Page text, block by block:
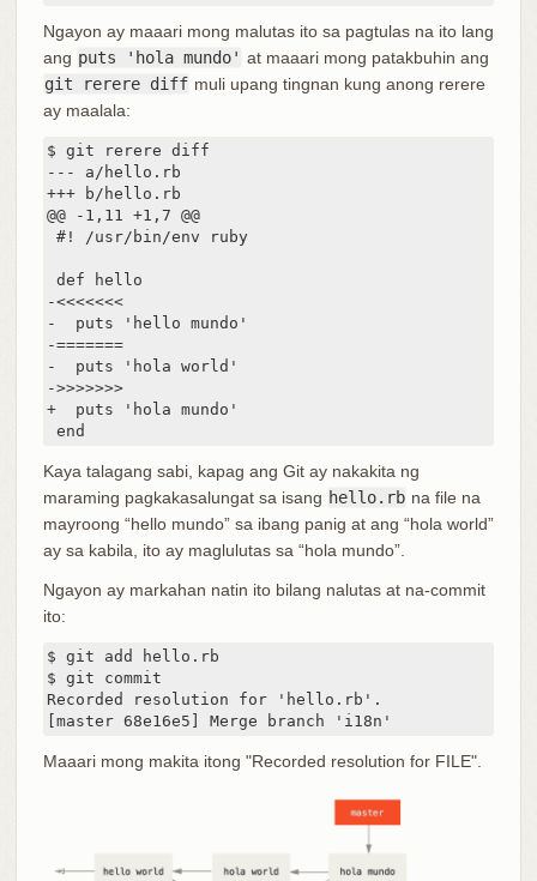
Ngayon ay maaari mong malutas ito sa pagtulas na ito lang
ang puts 'hola mundo' at maaari mong patakbuhin ang
git rerere diff muli upang tingnan kung anong rerere
ay maalala:
$ git rerere diff
--- a/hello.rb
+++ b/hello.rb
@@ -1,11 +1,7 @@
#! /usr/bin/env ruby
def hello
-<<<<<<<
-  puts 'hello mundo'
-=======
-  puts 'hola world'
->>>>>>>
+  puts 'hola mundo'
end
Kaya talagang sabi, kapag ang Git ay nakakita ng
maraming pagkakasalungat sa isang hello.rb na file na
mayroong “hello mundo” sa ibang panig at ang “hola world”
ay sa kabila, ito ay maglulutas sa “hola mundo”.
Ngayon ay markahan natin ito bilang nalutas at na-commit
ito:
$ git add hello.rb
$ git commit
Recorded resolution for 'hello.rb'.
[master 68e16e5] Merge branch 'i18n'
Maaari mong makita itong "Recorded resolution for FILE".